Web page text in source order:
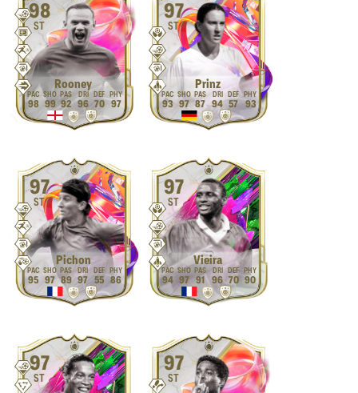
98
ST
Rooney
98 99 92 96 70 97
97
ST
Prinz
93 97 87 94 57 93
97
ST
Pichon
95 97 89 97 55 86
97
ST
Vieira
94 97 91 96 70 90
97
ST
97
ST